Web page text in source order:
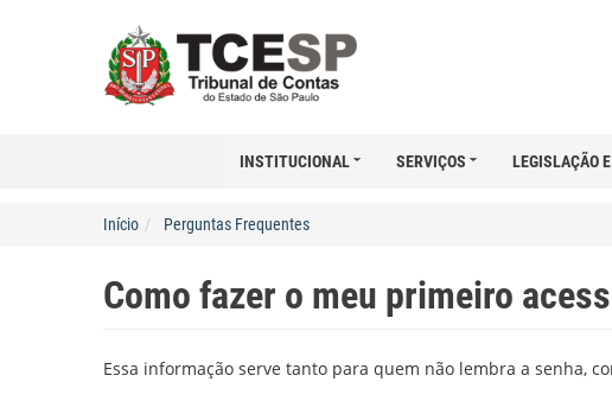
INSTITUCIONAL SERVIÇOS LEGISLAÇÃO
Início Perguntas Frequentes
Como fazer o meu primeiro
Essa informação serve tanto para quem não lembra a senha,